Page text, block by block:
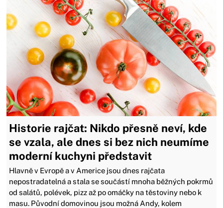
Historie rajčat: Nikdo přesně neví, kde
se vzala, ale dnes si bez nich neumíme
moderní kuchyni představit
Hlavně v Evropě a v Americe jsou dnes rajčata
nepostradatelná a stala se součástí mnoha běžných pokrmů
od salátů, polévek, pizz až po omáčky na těstoviny nebo k
masu. Původní domovinou jsou možná Andy, kolem